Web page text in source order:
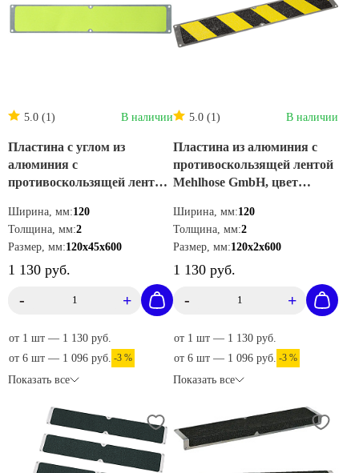
5.0 (1) В наличии
Пластина с углом из
алюминия с
противоскользящей лентой
желтый 111х22х600 мм
AKM1GF2
Ширина, мм:120
Толщина, мм:2
Размер, мм:120х45х600
1 130 руб.
- +
от 1 шт — 1 130 руб.
от 6 шт — 1 096 руб. -3 %
Показать все
5.0 (1) В наличии
Пластина из алюминия с
противоскользящей лентой
Mehlhose GmbH, цвет
APM1WF2
Ширина, мм:120
Толщина, мм:2
Размер, мм:120х2х600
1 130 руб.
- +
от 1 шт — 1 130 руб.
от 6 шт — 1 096 руб. -3 %
Показать все